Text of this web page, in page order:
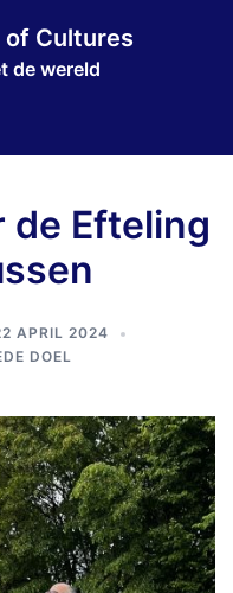
Cultures
de wereld
de Efteling
APRIL 2024
DOEL